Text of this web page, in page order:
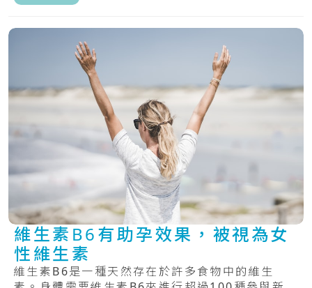
維生素B6有助孕效果，被視為女
性維生素
維生素B6是一種天然存在於許多食物中的維生